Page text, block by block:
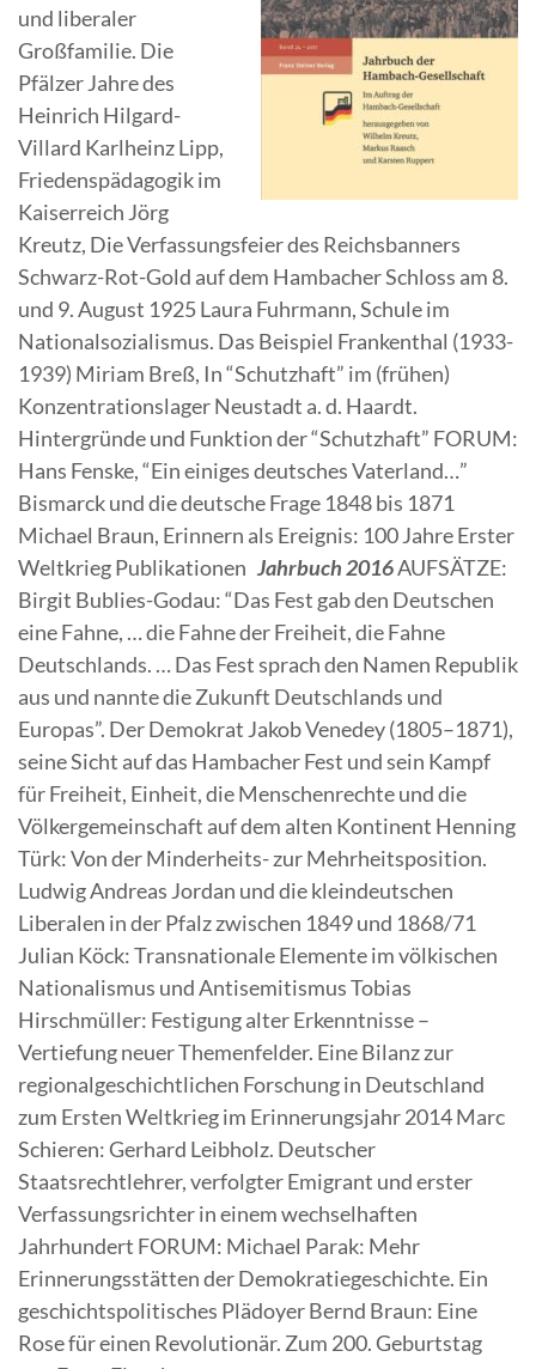
und liberaler
Großfamilie. Die
Pfälzer Jahre des
Heinrich Hilgard-
Villard Karlheinz Lipp,
Friedenspädagogik im
Kaiserreich Jörg
Kreutz, Die Verfassungsfeier des Reichsbanners
Schwarz-Rot-Gold auf dem Hambacher Schloss am 8.
und 9. August 1925 Laura Fuhrmann, Schule im
Nationalsozialismus. Das Beispiel Frankenthal (1933-
1939) Miriam Breß, In “Schutzhaft” im (frühen)
Konzentrationslager Neustadt a. d. Haardt.
Hintergründe und Funktion der “Schutzhaft” FORUM:
Hans Fenske, “Ein einiges deutsches Vaterland…”
Bismarck und die deutsche Frage 1848 bis 1871
Michael Braun, Erinnern als Ereignis: 100 Jahre Erster
Weltkrieg Publikationen Jahrbuch 2016AUFSÄTZE:
Birgit Bublies-Godau: “Das Fest gab den Deutschen
eine Fahne, … die Fahne der Freiheit, die Fahne
Deutschlands. … Das Fest sprach den Namen Republik
aus und nannte die Zukunft Deutschlands und
Europas”. Der Demokrat Jakob Venedey (1805–1871),
seine Sicht auf das Hambacher Fest und sein Kampf
für Freiheit, Einheit, die Menschenrechte und die
Völkergemeinschaft auf dem alten Kontinent Henning
Türk: Von der Minderheits- zur Mehrheitsposition.
Ludwig Andreas Jordan und die kleindeutschen
Liberalen in der Pfalz zwischen 1849 und 1868/71
Julian Köck: Transnationale Elemente im völkischen
Nationalismus und Antisemitismus Tobias
Hirschmüller: Festigung alter Erkenntnisse –
Vertiefung neuer Themenfelder. Eine Bilanz zur
regionalgeschichtlichen Forschung in Deutschland
zum Ersten Weltkrieg im Erinnerungsjahr 2014 Marc
Schieren: Gerhard Leibholz. Deutscher
Staatsrechtlehrer, verfolgter Emigrant und erster
Verfassungsrichter in einem wechselhaften
Jahrhundert FORUM: Michael Parak: Mehr
Erinnerungsstätten der Demokratiegeschichte. Ein
geschichtspolitisches Plädoyer Bernd Braun: Eine
Rose für einen Revolutionär. Zum 200. Geburtstag